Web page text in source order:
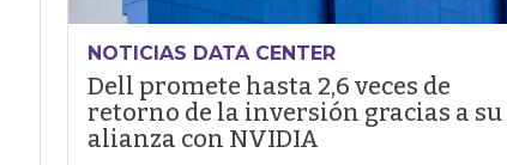
NOTICIAS DATA CENTER
Dell promete hasta 2,6 veces de
retorno de la inversión gracias a su
alianza con NVIDIA